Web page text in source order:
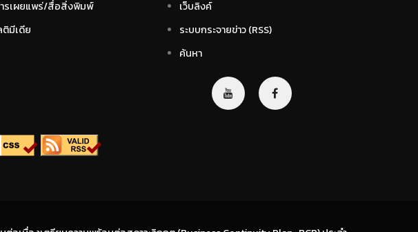
รเผยแพร่/สื่อสิ่งพิมพ์
มีเดีย
เว็บลิงค์
ระบบกระจายข่าว (RSS)
ค้นหา